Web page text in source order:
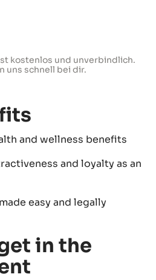
kostenlos und unverbindlich.
uns schnell bei dir.
and wellness benefits
and loyalty as an
easy and legally
in the